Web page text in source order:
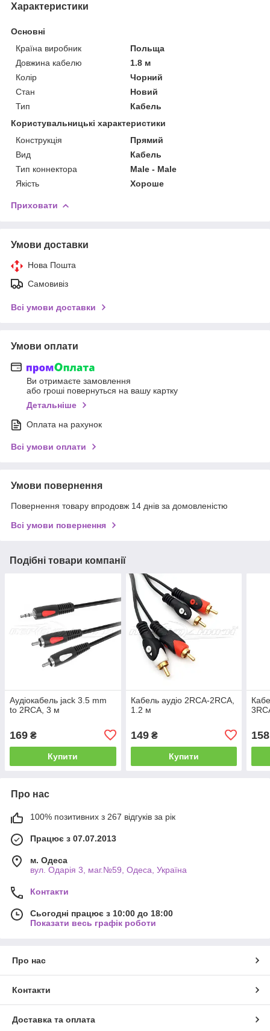
Характеристики
Основні
Країна виробник
Польща
Довжина кабелю
1.8 м
Колір
Чорний
Стан
Новий
Тип
Кабель
Користувальницькі характеристики
Конструкція
Прямий
Вид
Кабель
Тип коннектора
Male - Male
Якість
Хороше
Приховати
Умови доставки
Нова Пошта
Самовивіз
Всі умови доставки
Умови оплати
Ви отримаєте замовлення
або гроші повернуться на вашу картку
Детальніше
Оплата на рахунок
Всі умови оплати
Умови повернення
Повернення товару впродовж 14 днів за домовленістю
Всі умови повернення
Подібні товари компанії
Аудіокабель jack 3.5 mm
to 2RCA, 3 м
169 ₴
Купити
Кабель аудіо 2RCA-2RCA,
1.2 м
149₴
Купити
158
Про нас
100% позитивних з 267 відгуків за рік
Працює з 07.07.2013
м. Одеса
вул. Одарiя 3, маг.№59, Одеса, Україна
Контакти
Сьогодні працює з 10:00 до 18:00
Показати весь графік роботи
Про нас
Контакти
Доставка та оплата